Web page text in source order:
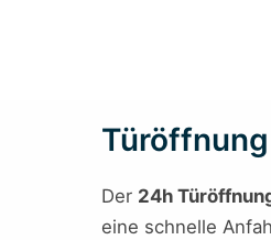
Der 24h
eine schnelle